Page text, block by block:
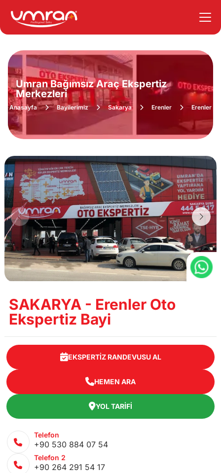
Umran Bağımsız Araç Ekspertiz
Merkezleri
Anasayfa Bayilerimiz Sakarya Erenler Erenler
SAKARYA - Erenler Oto
Ekspertiz Bayi
EKSPERTIZ RANDEVUSU AL
HEMEN ARA
YOL TARIFI
Telefon
+90 530 884 07 54
Telefon 2
+90 264 291 54 17